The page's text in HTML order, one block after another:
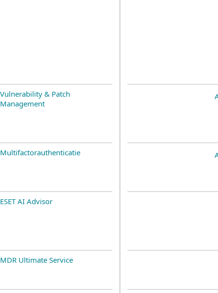
Vulnerability & Patch
Management
Multifactorauthenticatie
ESET AI Advisor
MDR Ultimate Service